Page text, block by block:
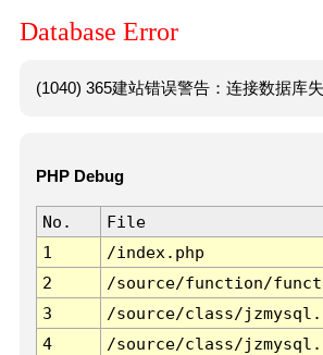
Database Error
(1040) 365建站错误警告：连接数据库
PHP Debug
No. File
1
/index.php
2
/source/function/
3
/source/class/
4
/source/class/